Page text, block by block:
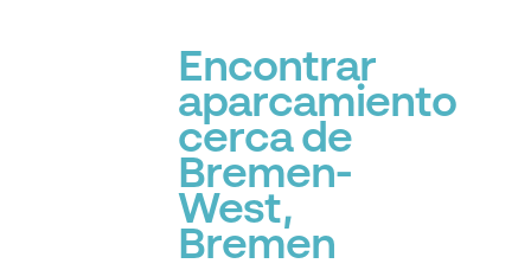
Encontrar
aparcamiento
cerca de
Bremen-
West,
Bremen